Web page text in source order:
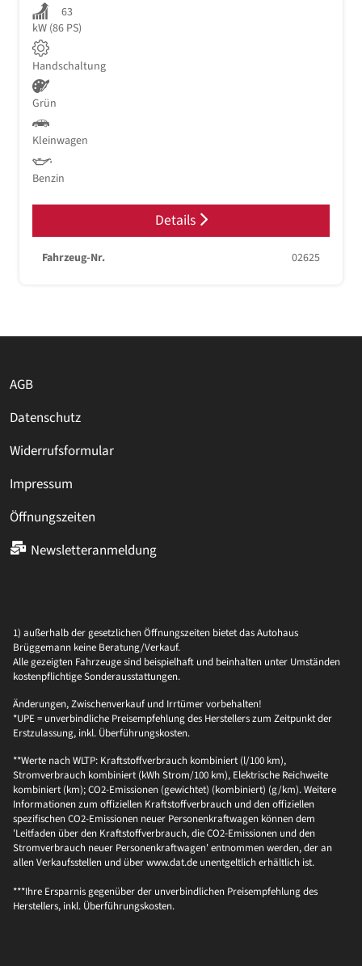
63
kW (86 PS)
Handschaltung
Grün
Kleinwagen
Benzin
Details
Fahrzeug-Nr. 02625
AGB
Datenschutz
Widerrufsformular
Impressum
Öffnungszeiten
Newsletteranmeldung
1) außerhalb der gesetzlichen Öffnungszeiten bietet das Autohaus
Brüggemann keine Beratung/Verkauf.
Alle gezeigten Fahrzeuge sind beispielhaft und beinhalten unter Umständen
kostenpflichtige Sonderausstattungen.
Änderungen, Zwischenverkauf und Irrtümer vorbehalten!
*UPE = unverbindliche Preisempfehlung des Herstellers zum Zeitpunkt der
Erstzulassung, inkl. Überführungskosten.
**Werte nach WLTP: Kraftstoffverbrauch kombiniert (l/100 km),
Stromverbrauch kombiniert (kWh Strom/100 km), Elektrische Reichweite
kombiniert (km); CO2-Emissionen (gewichtet) (kombiniert) (g/km). Weitere
Informationen zum offiziellen Kraftstoffverbrauch und den offiziellen
spezifischen CO2-Emissionen neuer Personenkraftwagen können dem
'Leitfaden über den Kraftstoffverbrauch, die CO2-Emissionen und den
Stromverbrauch neuer Personenkraftwagen' entnommen werden, der an
allen Verkaufsstellen und über www.dat.de unentgeltlich erhältlich ist.
***Ihre Ersparnis gegenüber der unverbindlichen Preisempfehlung des
Herstellers, inkl. Überführungskosten.